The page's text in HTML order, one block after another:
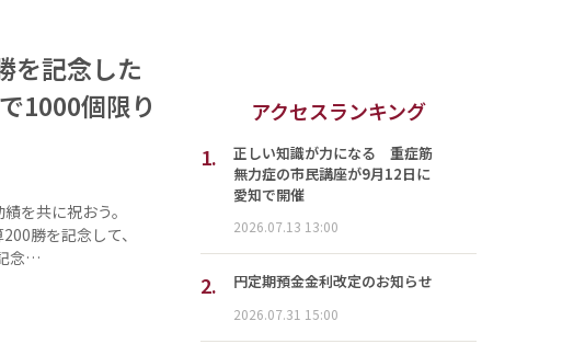
を記念した
1000個限り
を共に祝おう。
勝を記念して、
念…
アクセスランキング
1.
正しい知識が力になる 重症筋
無力症の市民講座が9月12日に
愛知で開催
2026.07.13 13:00
2. 円定期預金金利改定のお知らせ
2026.07.31 15:00